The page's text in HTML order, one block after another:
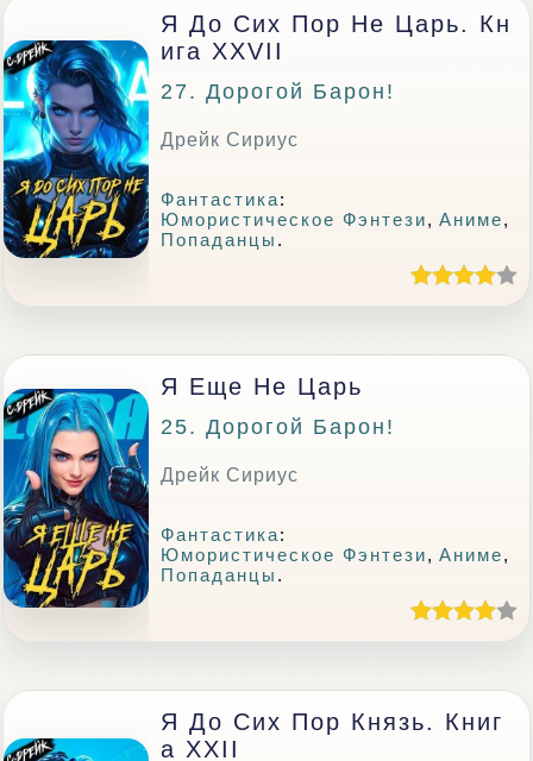
Я До Сих Пор Не Царь. Кн
Ига XXVII
27. Дорогой Барон!
Дрейк Сириус
Фантастика:
Юмористическое Фэнтези,Аниме,
Попаданцы .
Я Еще Не Царь
25. Дорогой Барон!
Дрейк Сириус
Фантастика:
Юмористическое Фэнтези,Аниме,
Попаданцы .
Я До Сих Пор Князь. Книг
А XXII